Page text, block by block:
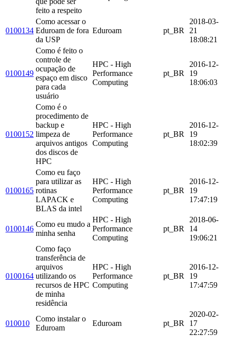
feito a respeito
0100134
Como acessar o
Eduroam de fora
da USP
Eduroam pt_BR
2018-03-
21
18:08:21
0100149
Como é feito o
controle de
ocupação de
espaço em disco
para cada
usuário
HPC - High
Performance
Computing
pt_BR
2016-12-
19
18:06:03
0100152
Como é o
procedimento de
backup e
limpeza de
arquivos antigos
dos discos de
HPC
HPC - High
Performance
Computing
pt_BR
2016-12-
19
18:02:39
0100165
Como eu faço
para utilizar as
rotinas
LAPACK e
BLAS da intel
HPC - High
Performance
Computing
pt_BR
2016-12-
19
17:47:19
0100146
Como eu mudo a
minha senha
HPC - High
Performance
Computing
pt_BR
2018-06-
14
19:06:21
0100164
Como faço
transferência de
arquivos
utilizando os
recursos de HPC
de minha
residência
HPC - High
Performance
Computing
pt_BR
2016-12-
19
17:47:59
010010
Como instalar o
Eduroam
Eduroam pt_BR
2020-02-
17
22:27:59